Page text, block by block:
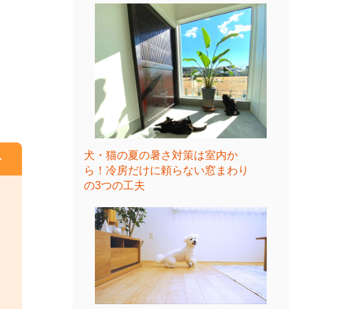
犬・猫の夏の暑さ対策は室内か
ら！冷房だけに頼らない窓まわり
の3つの工夫